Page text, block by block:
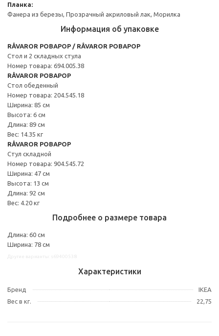
Планка:
Фанера из березы, Прозрачный акриловый лак, Морилка
Информация об упаковке
RÅVAROR РОВАРОР / RÅVAROR РОВАРОР
Стол и 2 складных стула
Номер товара: 694.005.38
RÅVAROR РОВАРОР
Стол обеденный
Номер товара: 204.545.18
Ширина: 85 см
Высота: 6 см
Длина: 89 см
Вес: 14.35 кг
RÅVAROR РОВАРОР
Стул складной
Номер товара: 904.545.72
Ширина: 47 см
Высота: 13 см
Длина: 92 см
Вес: 4.20 кг
Подробнее о размере товара
Длина: 60 см
Ширина: 78 см
Характеристики
Бренд
IKEA
Вес в кг.
22,75